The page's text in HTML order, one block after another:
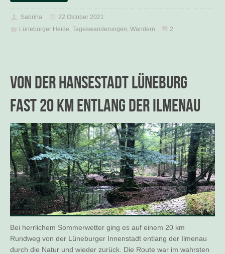
Sabrina
22 Oktober 2021
Lüneburger Heide, Tageswanderungen, Wandern 2
Von der Hansestadt Lüneburg
fast 20 km entlang der Ilmenau
Bei herrlichem Sommerwetter ging es auf einem 20 km
Rundweg von der Lüneburger Innenstadt entlang der Ilmenau
durch die Natur und wieder zurück. Die Route war im wahrsten